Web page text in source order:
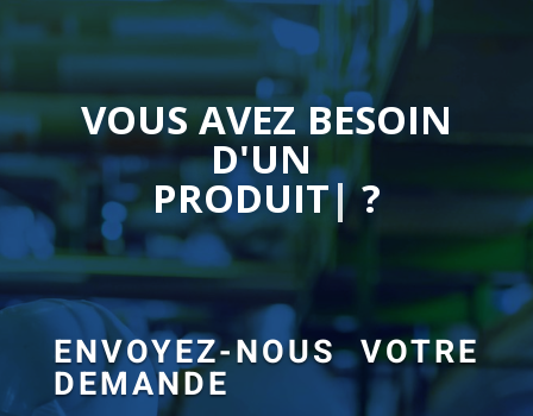
VOUS AVEZ BESOIN
D'UN
C|?
ENVOYEZ-NOUS VOTRE
DEMANDE